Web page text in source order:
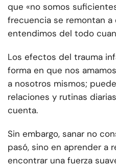
que «no somos
frecuencia se remontan
entendimos del todo
Los efectos del trauma
forma en que nos
a nosotros mismos;
relaciones y rutinas
cuenta.
Sin embargo, sanar no
pasó, sino en aprender a
encontrar una fuerza